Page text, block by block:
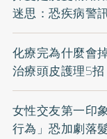
迷思：恐疾病警
化療完為什麼會
治療頭皮護理5招
女性交友第一印
行為」恐加劇落